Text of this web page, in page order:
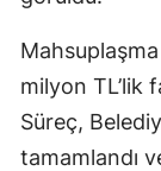
milyon TL’lik
Süreç,
tamamlandı